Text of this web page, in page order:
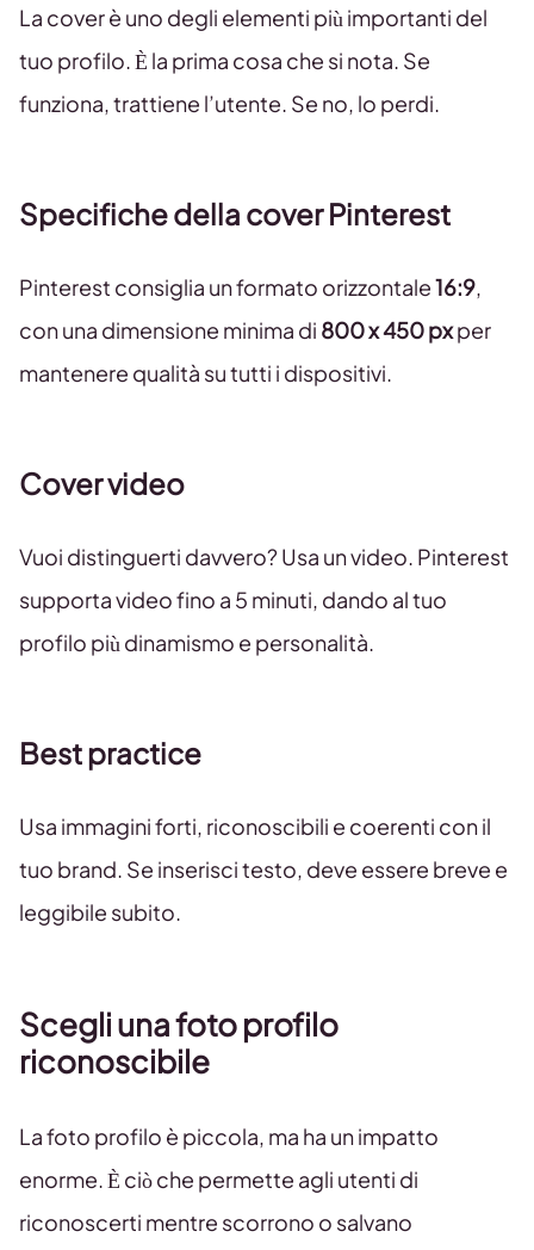
La cover è uno degli elementi più importanti del
tuo profilo. È la prima cosa che si nota. Se
funziona, trattiene l’utente. Se no, lo perdi.
Specifiche della cover Pinterest
Pinterest consiglia un formato orizzontale16:9,
con una dimensione minima di 800 x 450 pxper
mantenere qualità su tutti i dispositivi.
Cover video
Vuoi distinguerti davvero? Usa un video. Pinterest
supporta video fino a 5 minuti, dando al tuo
profilo più dinamismo e personalità.
Best practice
Usa immagini forti, riconoscibili e coerenti con il
tuo brand. Se inserisci testo, deve essere breve e
leggibile subito.
Scegli una foto profilo
riconoscibile
La foto profilo è piccola, ma ha un impatto
enorme. È ciò che permette agli utenti di
riconoscerti mentre scorrono o salvano